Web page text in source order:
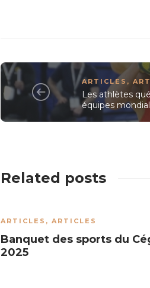
ARTICLES ,
Les athlètes
équipes
Related posts
ARTICLES , ARTICLES
Banquet des sports du
2025